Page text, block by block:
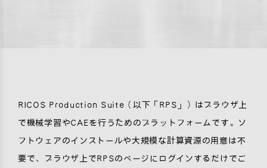
RICOS Production Suite（以下「RPS」）はブラウザ上
で機械学習やCAEを行うためのプラットフォームです。ソ
フトウェアのインストールや大規模な計算資源の用意は不
要で、ブラウザ上でRPSのページにログインするだけでご